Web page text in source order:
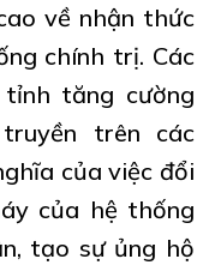
về nhận thức
chính trị. Các
tăng cường
trên các
của việc đổi
của hệ thống
tạo sự ủng hộ